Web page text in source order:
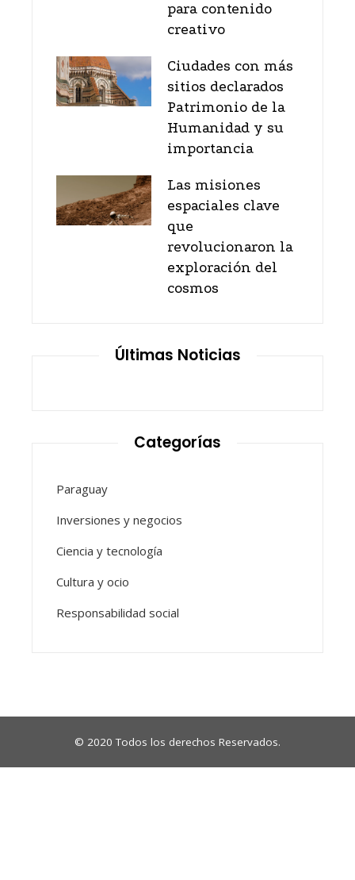
para contenido
creativo
Ciudades con más
sitios declarados
Patrimonio de la
Humanidad y su
importancia
Las misiones
espaciales clave
que
revolucionaron la
exploración del
cosmos
Últimas Noticias
Categorías
Paraguay
Inversiones y negocios
Ciencia y tecnología
Cultura y ocio
Responsabilidad social
© 2020 Todos los derechos Reservados.